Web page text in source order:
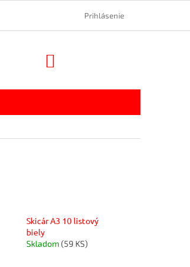
Prihlásenie
Skicár A3 10 listový
biely
Skladom(59 KS)